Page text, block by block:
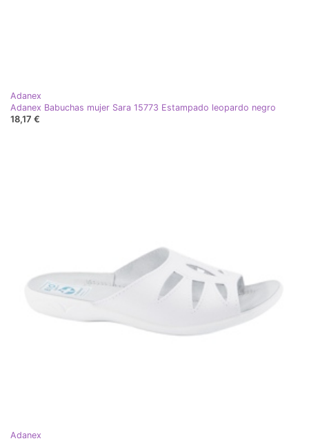
Adanex
Adanex Babuchas mujer Sara 15773 Estampado leopardo negro
18,17 €
Adanex